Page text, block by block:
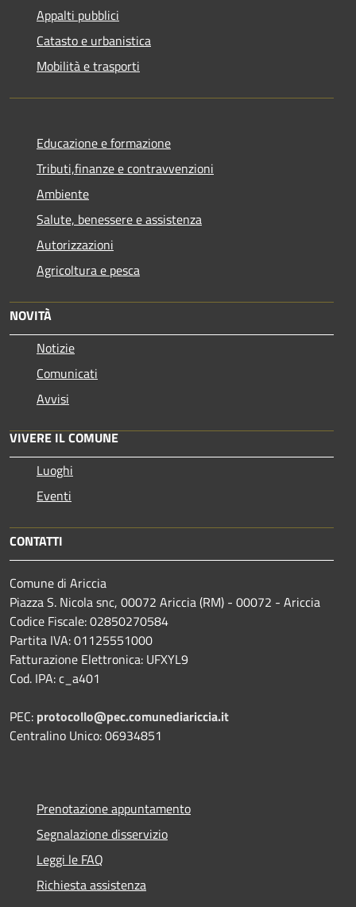
Appalti pubblici
Catasto e urbanistica
Mobilità e trasporti
Educazione e formazione
Tributi,finanze e contravvenzioni
Ambiente
Salute, benessere e assistenza
Autorizzazioni
Agricoltura e pesca
NOVITÀ
Notizie
Comunicati
Avvisi
VIVERE IL COMUNE
Luoghi
Eventi
CONTATTI
Comune di Ariccia
Piazza S. Nicola snc, 00072 Ariccia (RM) - 00072 - Ariccia
Codice Fiscale: 02850270584
Partita IVA: 01125551000
Fatturazione Elettronica: UFXYL9
Cod. IPA: c_a401
PEC: protocollo@pec.comunediariccia.it
Centralino Unico: 06934851
Prenotazione appuntamento
Segnalazione disservizio
Leggi le FAQ
Richiesta assistenza